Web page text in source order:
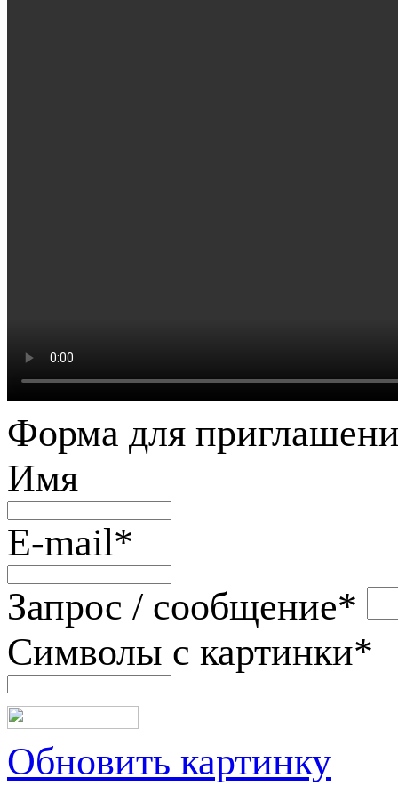
Форма для
Имя
E-mail*
Запрос / сообщение*
Символы с картинки*
Обновить картинку